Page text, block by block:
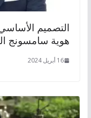
التصميم
هوية سامسونج
16 أبريل 2024